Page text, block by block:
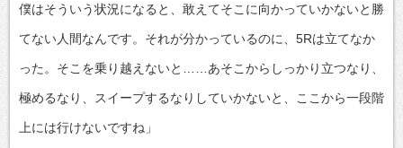
僕はそういう状況になると、敢えてそこに向かっていかないと勝
てない人間なんです。それが分かっているのに、5Rは立てなか
った。そこを乗り越えないと……あそこからしっかり立つなり、
極めるなり、スイープするなりしていかないと、ここから一段階
上には行けないですね」